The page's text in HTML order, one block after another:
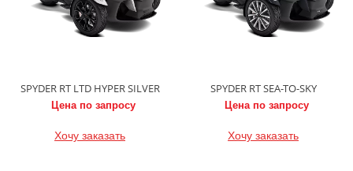
SPYDER RT LTD HYPER SILVER
Цена по запросу
Хочу заказать
SPYDER RT SEA-TO-SKY
Цена по запросу
Хочу заказать